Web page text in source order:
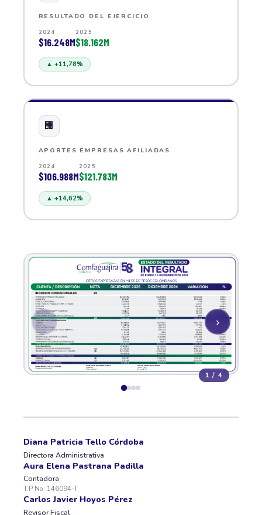
RESULTADO DEL EJERCICIO
2024
$16.248M
2025
$18.162M
▲ +11,78%
🏢
APORTES EMPRESAS AFILIADAS
2024
$106.988M
2025
$121.783M
▲ +14,62%
‹ ›
1 / 4
Diana Patricia Tello Córdoba
Directora Administrativa
Aura Elena Pastrana Padilla
Contadora
T.P No. 146094-T
Carlos Javier Hoyos Pérez
Revisor Fiscal